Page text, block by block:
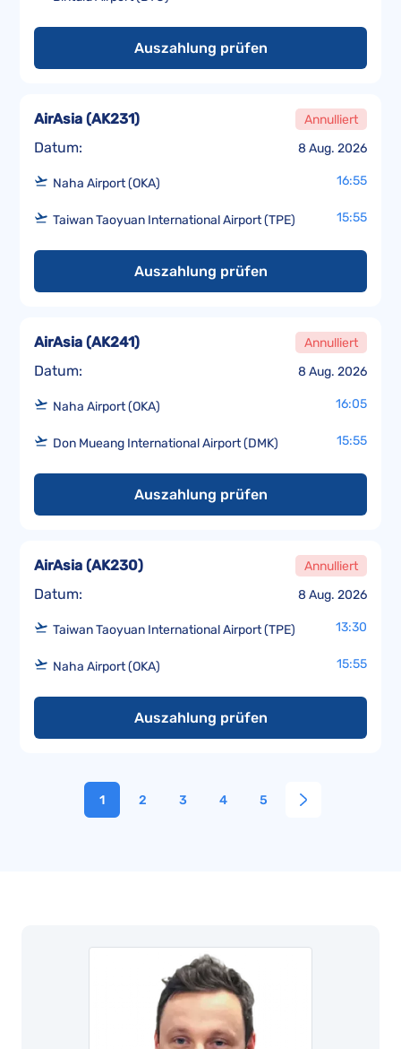
Auszahlung prüfen
Datum: 8 Aug. 2026
AirAsia (AK231) Annulliert
Naha Airport (OKA) 16:55
Taiwan Taoyuan International Airport (TPE) 15:55
Auszahlung prüfen
Datum: 8 Aug. 2026
AirAsia (AK241) Annulliert
Naha Airport (OKA) 16:05
Don Mueang International Airport (DMK) 15:55
Auszahlung prüfen
Datum: 8 Aug. 2026
AirAsia (AK230) Annulliert
Taiwan Taoyuan International Airport (TPE) 13:30
Naha Airport (OKA) 15:55
Auszahlung prüfen
1 2 3 4 5